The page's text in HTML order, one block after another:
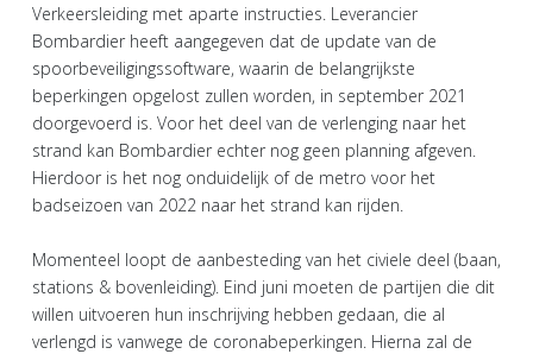
Verkeersleiding met aparte instructies. Leverancier
Bombardier heeft aangegeven dat de update van de
spoorbeveiligingssoftware, waarin de belangrijkste
beperkingen opgelost zullen worden, in september 2021
doorgevoerd is. Voor het deel van de verlenging naar het
strand kan Bombardier echter nog geen planning afgeven.
Hierdoor is het nog onduidelijk of de metro voor het
badseizoen van 2022 naar het strand kan rijden.
Momenteel loopt de aanbesteding van het civiele deel (baan,
stations & bovenleiding). Eind juni moeten de partijen die dit
willen uitvoeren hun inschrijving hebben gedaan, die al
verlengd is vanwege de coronabeperkingen. Hierna zal de